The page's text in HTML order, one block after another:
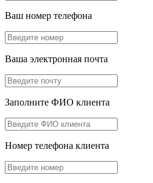
Ваш номер телефона
Ваша электронная почта
Заполните ФИО клиента
Номер телефона клиента